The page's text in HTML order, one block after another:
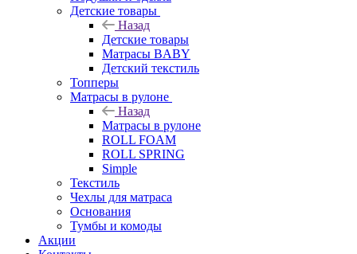
Детские товары
Назад
Детские товары
Матрасы BABY
Детский текстиль
Топперы
Матрасы в рулоне
Назад
Матрасы в рулоне
ROLL FOAM
ROLL SPRING
Simple
Текстиль
Чехлы для матраса
Основания
Тумбы и комоды
Акции